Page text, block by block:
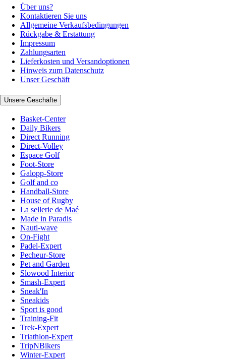
Über uns?
Kontaktieren Sie uns
Allgemeine Verkaufsbedingungen
Rückgabe & Erstattung
Impressum
Zahlungsarten
Lieferkosten und Versandoptionen
Hinweis zum Datenschutz
Unser Geschäft
Unsere Geschäfte
Basket-Center
Daily Bikers
Direct Running
Direct-Volley
Espace Golf
Foot-Store
Galopp-Store
Golf and co
Handball-Store
House of Rugby
La sellerie de Maé
Made in Paradis
Nauti-wave
On-Fight
Padel-Expert
Pecheur-Store
Pet and Garden
Slowood Interior
Smash-Expert
Sneak'In
Sneakids
Sport is good
Training-Fit
Trek-Expert
Triathlon-Expert
TripNBikers
Winter-Expert